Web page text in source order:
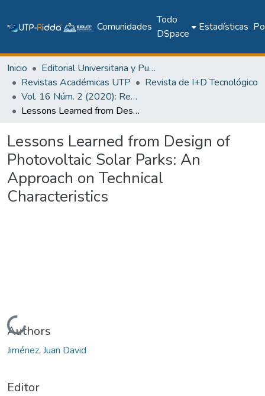
Comunidades
Todo
DSpace
Estadísticas
Inicio
Editorial Universitaria y Publicaciones Seriadas
Revistas Académicas UTP
Revista de I+D Tecnológico
Vol. 16 Núm. 2 (2020): Revista de I+D Tecnológico
Lessons Learned from Design of Photovoltaic Solar Parks: An Approach on Technical Characteristics
Lessons Learned from Design of
Photovoltaic Solar Parks: An
Approach on Technical
Characteristics
Cargando...
Authors
Jiménez, Juan David
Editor